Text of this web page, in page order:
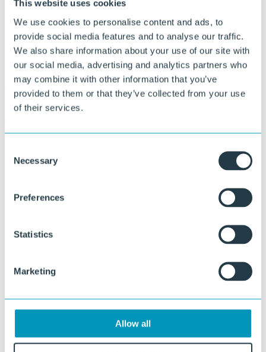
This website uses cookies
We use cookies to personalise content and ads, to
provide social media features and to analyse our traffic.
We also share information about your use of our site with
our social media, advertising and analytics partners who
may combine it with other information that you’ve
provided to them or that they’ve collected from your use
of their services.
Selection
Necessary
Preferences
Statistics
Marketing
Allow all
Soft-Touch-Komfort
Die Elastomer-Oberfläche fühlt sich komfortabel an und erhöht die
Benutzerfreundlichkeit bei intensiver Nutzung.
Nachhaltig und fäulnisfrei
Geeignet für den langfristigen Gebrauch und beständig gegen
Feuchtigkeit, Schmutz und starke Belastung.
Die geschlossene Struktur verhindert das Eindringen von Schmutz
und Bakterien und ist leicht zu reinigen.
Ideal für Anwendungen, bei denen Sicherheit mit Signalfarben oder